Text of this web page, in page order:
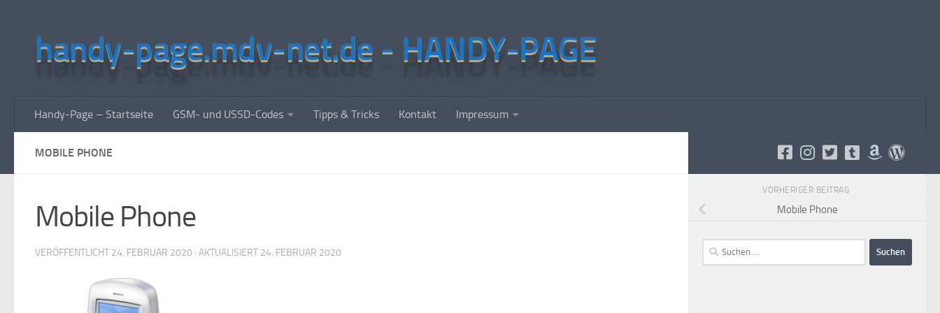
handy-page.mdv-net.de - HANDY-PAGE
Handy-Page – Startseite GSM- und USSD-Codes Tipps & Tricks Kontakt Impressum
MOBILE PHONE
Mobile Phone
VERÖFFENTLICHT 24. FEBRUAR 2020 · AKTUALISIERT 24. FEBRUAR 2020
VORHERIGER BEITRAG
Mobile Phone
Suchen
nach: